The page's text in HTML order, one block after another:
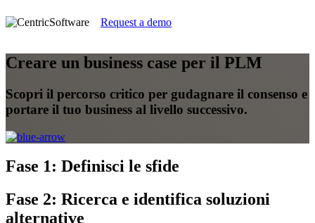
Request a demo
Creare un business case per il PLM
Scopri il percorso critico per gudagnare il consenso e
portare il tuo business al livello successivo.
Fase 1: Definisci le sfide
Fase 2: Ricerca e identifica soluzioni
alternative